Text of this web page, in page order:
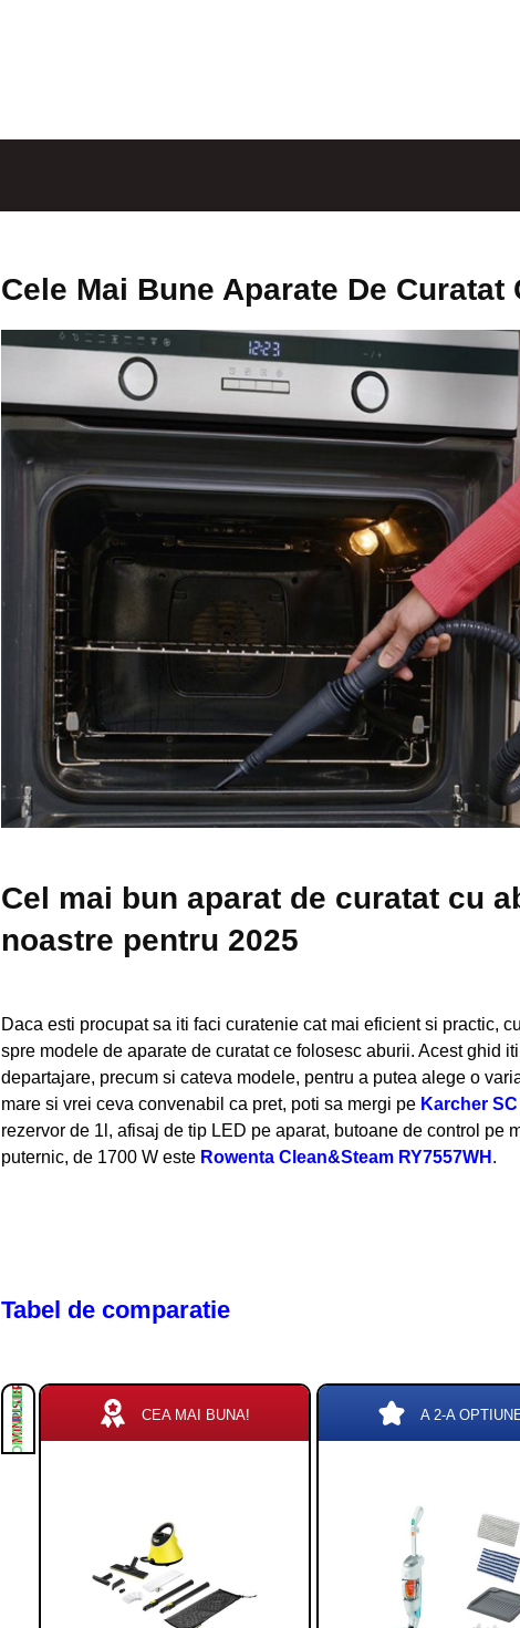
Cele Mai Bune Aparate De Curatat
Cel mai bun aparat de curatat cu
noastre pentru 2025
Daca esti procupat sa iti faci curatenie cat mai eficient si practic,
spre modele de aparate de curatat ce folosesc aburii. Acest ghid
departajare, precum si cateva modele, pentru a putea alege o
mare si vrei ceva convenabil ca pret, poti sa mergi pe Karcher
rezervor de 1l, afisaj de tip LED pe aparat, butoane de control pe
puternic, de 1700 W este Rowenta Clean&Steam RY7557WH .
Tabel de comparatie
PLUSURI
MINUSURI
CONCLUZIE CEA MAI BUNA! A 2-A